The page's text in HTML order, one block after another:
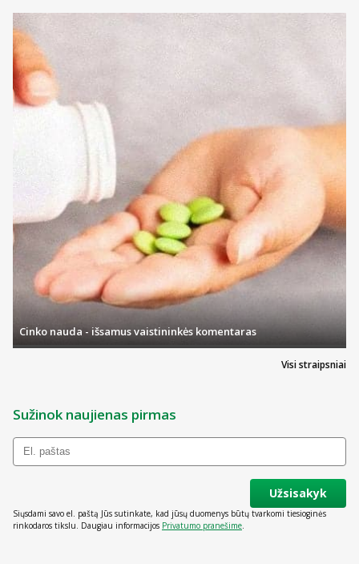
Visi straipsniai
Cinko nauda - išsamus vaistininkės komentaras
Sužinok naujienas pirmas
Užsisakyk
Siųsdami savo el. paštą Jūs sutinkate, kad jūsų duomenys būtų tvarkomi tiesioginės
rinkodaros tikslu. Daugiau informacijos Privatumo pranešime.